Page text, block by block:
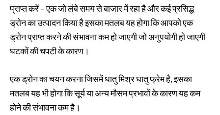
प्राप्त करें – एक जो लंबे समय से बाजार में रहा है और कई प्रसिद्ध
ड्रोन का उत्पादन किया है इसका मतलब यह होगा कि आपको एक
ड्रोन प्राप्त करने की संभावना कम हो जाएगी जो अनुपयोगी हो जाएगी
घटकों की चपटी के कारण।
एक ड्रोन का चयन करना जिसमें धातु मिश्र धातु फ्रेम है, इसका
मतलब यह भी होगा कि सूर्य या अन्य मौसम प्रभावों के कारण यह कम
होने की संभावना कम है।